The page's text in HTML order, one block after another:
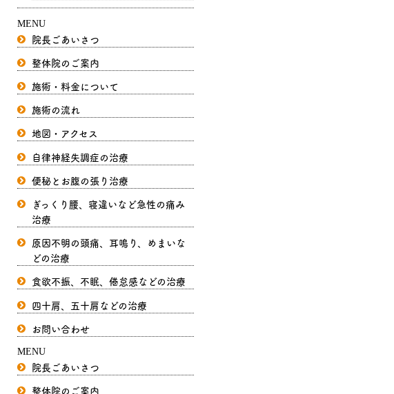
MENU
院長ごあいさつ
整体院のご案内
施術・料金について
施術の流れ
地図・アクセス
自律神経失調症の治療
便秘とお腹の張り治療
ぎっくり腰、寝違いなど急性の痛み
治療
原因不明の頭痛、耳鳴り、めまいな
どの治療
食欲不振、不眠、倦怠感などの治療
四十肩、五十肩などの治療
お問い合わせ
MENU
院長ごあいさつ
整体院のご案内